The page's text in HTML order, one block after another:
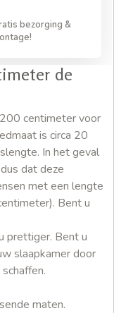
bezorging &
de
centimeter voor
is circa 20
In het geval
dat deze
met een lengte
Bent u
prettiger. Bent u
slaapkamer door
maten.